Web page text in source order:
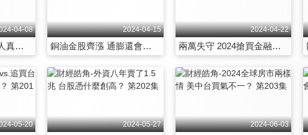
04-08
內資派對持續 台灣人真的很有錢？ 第195集
2024-04-15
銅油金股齊漲 通膨還會是風險？ 第196集
2024-04-22
兩萬失守 2024搶買金融股？ 第197集
05-20 2024-05-27 2024-06-03